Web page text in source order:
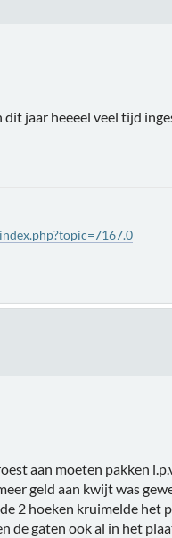
dit jaar heeeel veel tijd
aan moeten pakken
geld aan kwijt was
2 hoeken kruimelde het
de gaten ook al in het